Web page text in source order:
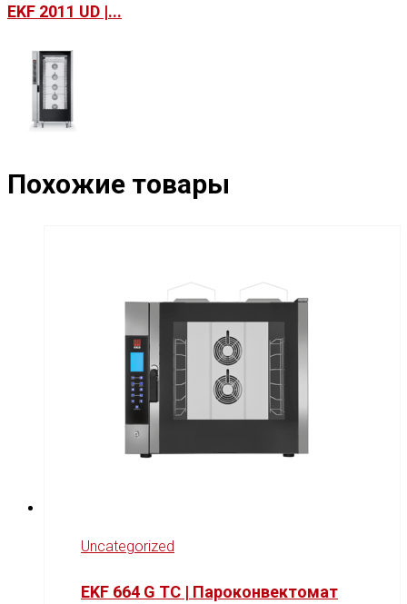
EKF 2011 UD |...
Похожие товары
Uncategorized
EKF 664 G TC | Пароконвектомат